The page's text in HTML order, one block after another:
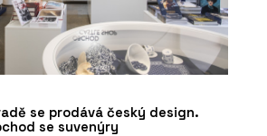
se prodává český design.
se suvenýry